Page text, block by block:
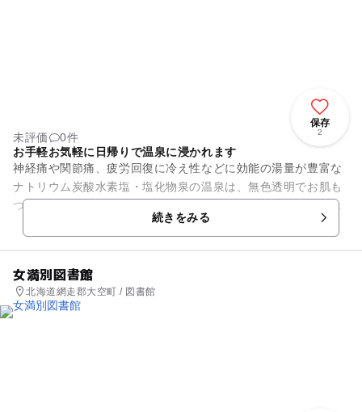
保存
2
未評価
0件
お手軽お気軽に日帰りで温泉に浸かれます
神経痛や関節痛、疲労回復に冷え性などに効能の湯量が豊富な
ナトリウム炭酸水素塩・塩化物泉の温泉は、無色透明でお肌も
つるつる、しっとりとした湯上りを楽しめます。町内にお住ま
いの方のみならず、気軽に源...続きをみる
女満別図書館
北海道網走郡大空町 / 図書館